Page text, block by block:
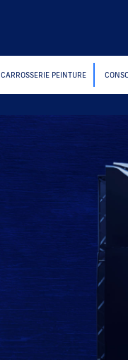
CARROSSERIE PEINTURE